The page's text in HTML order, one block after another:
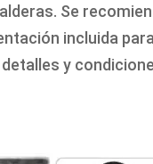
Se
incluida
y